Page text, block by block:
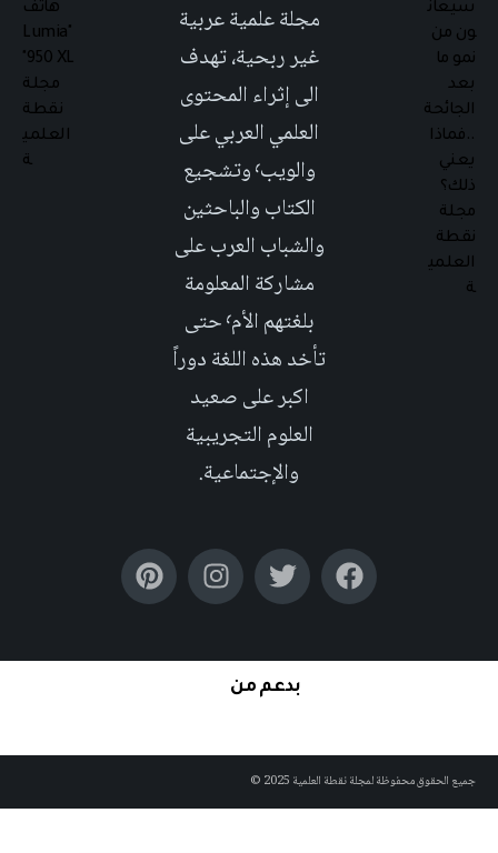
مجلة علمية عربية
غير ربحية، تهدف
الى إثراء المحتوى
العلمي العربي على
والويب٬ وتشجيع
الكتاب والباحثين
والشباب العرب على
مشاركة المعلومة
بلغتهم الأم٬ حتى
تأخد هذه اللغة دوراً
اكبر على صعيد
العلوم التجريبية
والإجتماعية.
بدعم من
جميع الحقوق محفوظة لمجلة نقطة العلمية 2025 ©